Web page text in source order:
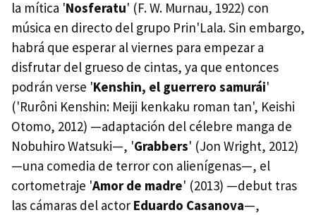
la mítica 'Nosferatu' (F. W. Murnau, 1922) con
música en directo del grupo Prin'Lala. Sin embargo,
habrá que esperar al viernes para empezar a
disfrutar del grueso de cintas, ya que entonces
podrán verse 'Kenshin, el guerrero samurái'
('Rurôni Kenshin: Meiji kenkaku roman tan', Keishi
Otomo, 2012) —adaptación del célebre manga de
Nobuhiro Watsuki—, 'Grabbers' (Jon Wright, 2012)
—una comedia de terror con alienígenas—, el
cortometraje 'Amor de madre' (2013) —debut tras
las cámaras del actor Eduardo Casanova—,